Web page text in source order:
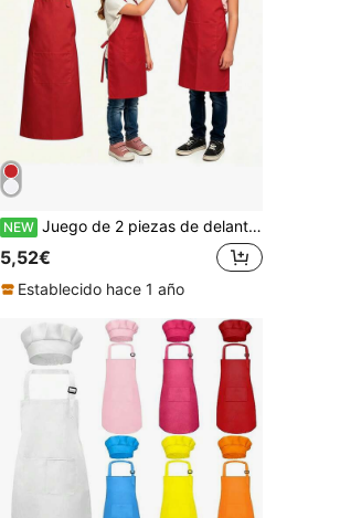
NEW Juego de 2 piezas de delantal de chef para niños, juego de bata de pintura artística para niños, delantal para clase de arte y manualidades escolares, juego de delantal DIY versátil y sencillo, incluye delantal de unicolor y gorro de unicolor, bata de disfraz de horneado para padres e hijos, juego de delantal para actividades de niños en fiestas y reuniones, atuendo de pintura para actividades de fiestas festivas
5,52€
Establecido hace 1 año